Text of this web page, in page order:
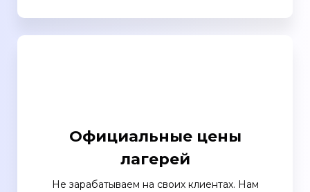
Официальные цены
лагерей
Не зарабатываем на своих клиентах. Нам